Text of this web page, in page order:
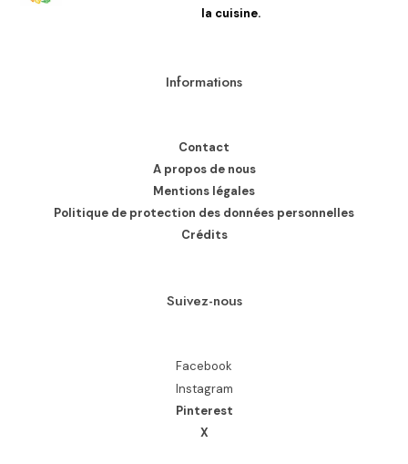
la cuisine.
Informations
Contact
A propos de nous
Mentions légales
Politique de protection des données personnelles
Crédits
Suivez-nous
Facebook
Instagram
Pinterest
X